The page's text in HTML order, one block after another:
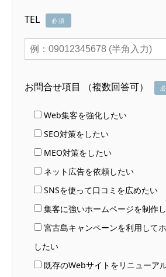
TEL 必須
お問合せ項目 （複数回答可）
Web集客を強化したい
SEO対策をしたい
MEO対策をしたい
ネット広告を依頼したい
SNSを使って口コミを広めたい
集客に強いホームページを制作
宮古島キャンペーンを利用して
したい
既存のWebサイトをリニューア